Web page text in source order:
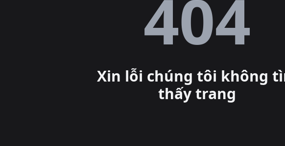
Lỗi
404
Xin lỗi chúng tôi không
thấy trang